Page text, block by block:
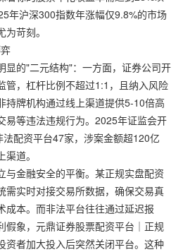
年沪深300指数年涨幅仅9.8%的市场
苛刻。
显的"二元结构"：一方面，证券公司开
管，杠杆比例不超过1:1，且纳入风险
持牌机构通过线上渠道提供5-10倍高
易等违法违规行为。2025年证监会开
配资平台47家，涉案金额超120亿
道。
与金融安全的平衡。某正规实盘配资
需实时对接交易所数据，确保交易真
成本。而非法平台往往通过延迟报
象， 元鼎证券股票配资平台｜正规
资者加大投入后突然关闭平台。这种